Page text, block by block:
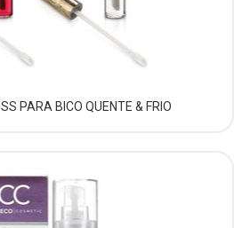
PARA BICO QUENTE & FRIO